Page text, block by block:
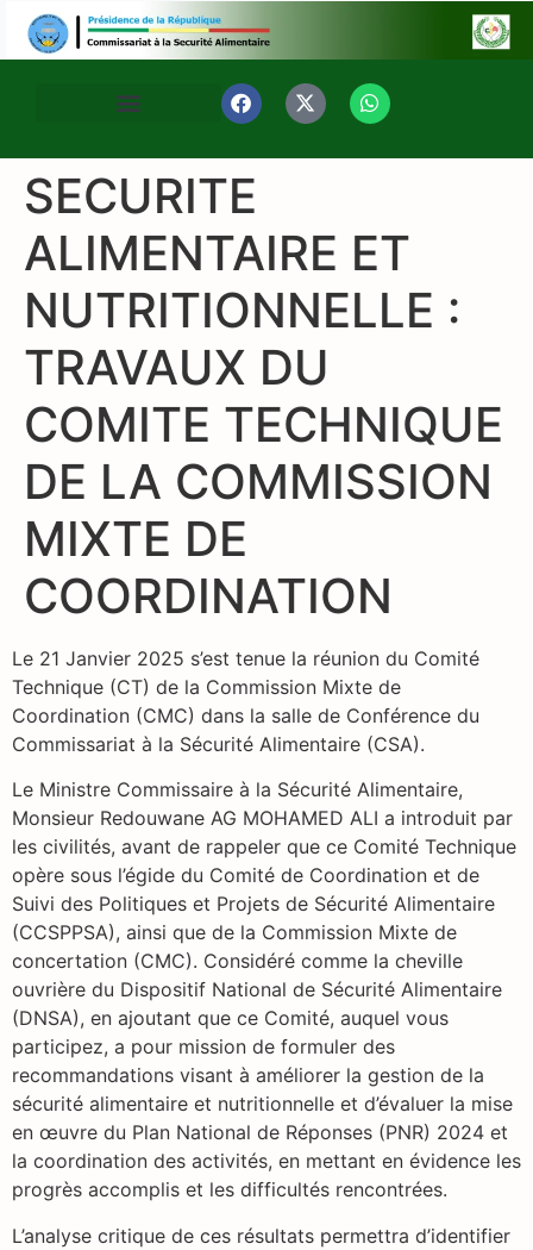
SECURITE
ALIMENTAIRE ET
NUTRITIONNELLE :
TRAVAUX DU
COMITE TECHNIQUE
DE LA COMMISSION
MIXTE DE
COORDINATION
Le 21 Janvier 2025 s’est tenue la réunion du Comité
Technique (CT) de la Commission Mixte de
Coordination (CMC) dans la salle de Conférence du
Commissariat à la Sécurité Alimentaire (CSA).
Le Ministre Commissaire à la Sécurité Alimentaire,
Monsieur Redouwane AG MOHAMED ALI a introduit par
les civilités, avant de rappeler que ce Comité Technique
opère sous l’égide du Comité de Coordination et de
Suivi des Politiques et Projets de Sécurité Alimentaire
(CCSPPSA), ainsi que de la Commission Mixte de
concertation (CMC). Considéré comme la cheville
ouvrière du Dispositif National de Sécurité Alimentaire
(DNSA), en ajoutant que ce Comité, auquel vous
participez, a pour mission de formuler des
recommandations visant à améliorer la gestion de la
sécurité alimentaire et nutritionnelle et d’évaluer la mise
en œuvre du Plan National de Réponses (PNR) 2024 et
la coordination des activités, en mettant en évidence les
progrès accomplis et les difficultés rencontrées.
L’analyse critique de ces résultats permettra d’identifier